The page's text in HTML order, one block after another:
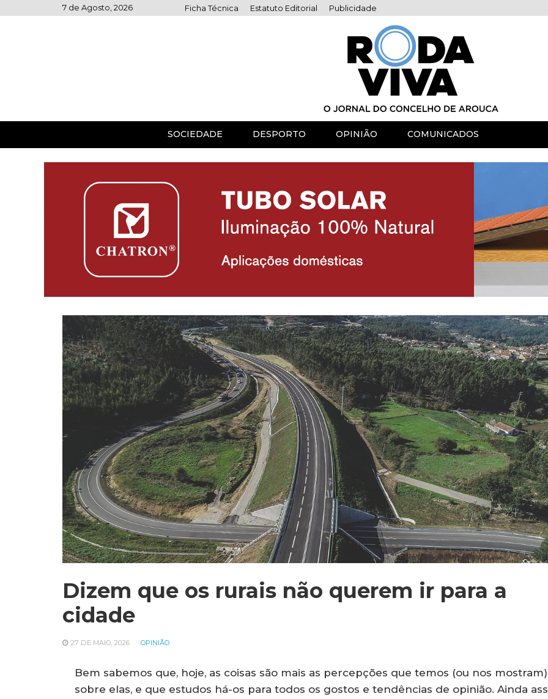
to
7 de Agosto, 2026 Ficha Técnica Estatuto Editorial Publicidade
SOCIEDADE DESPORTO OPINIÃO COMUNICADOS
Dizem que os rurais não querem ir para a
cidade
27 DE MAIO, 2026 OPINIÃO
Bem sabemos que, hoje, as coisas são mais as percepções que temos (ou nos mostram)
sobre elas, e que estudos há-os para todos os gostos e tendências de opinião. Ainda